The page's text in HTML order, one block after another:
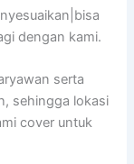
dengan kami.
serta
sehingga lokasi
cover untuk